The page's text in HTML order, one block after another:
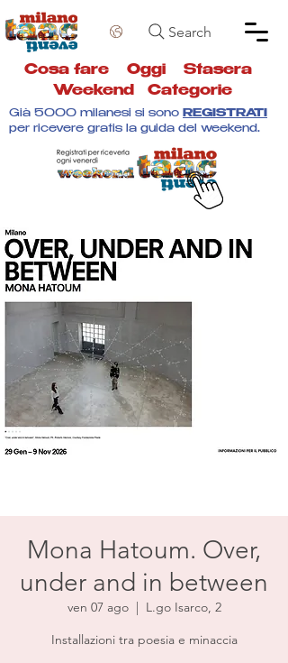
Search
Cosa fare Oggi Stasera
Weekend
Categorie
Già 5000 milanesi si sono REGISTRATI
per ricevere gratis la guida del weekend.
Mona Hatoum. Over,
under and in between
ven 07 ago
  |
L.go Isarco, 2
Installazioni tra poesia e minaccia